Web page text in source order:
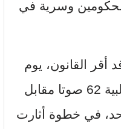
وسرية في
أقر القانون، يوم
30 مارس/آذار الماضي، بأغلبية 62 صوتا مقابل
في خطوة أثارت